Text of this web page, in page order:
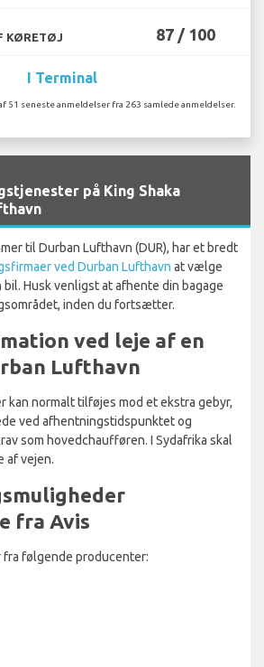
KØRETØJ 87 / 100
I Terminal
51 seneste anmeldelser fra 263 samlede anmeldelser.
på King Shaka
til Durban Lufthavn (DUR), har et bredt
ved Durban Lufthavn at vælge
Husk venligst at afhente din bagage
inden du fortsætter.
ved leje af en
Lufthavn
kan normalt tilføjes mod et ekstra gebyr,
ved afhentningstidspunktet og
som hovedchaufføren. I Sydafrika skal
af vejen.
fra Avis
fra følgende producenter: